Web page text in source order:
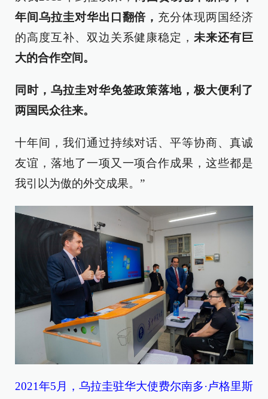
年间乌拉圭对华出口翻倍， 充分体现两国经济
的高度互补、双边关系健康稳定， 未来还有巨
大的合作空间。
同时，乌拉圭对华免签政策落地，极大便利了
两国民众往来。
十年间，我们通过持续对话、平等协商、真诚
友谊，落地了一项又一项合作成果，这些都是
我引以为傲的外交成果。”
2021年5月，乌拉圭驻华大使费尔南多·卢格里斯